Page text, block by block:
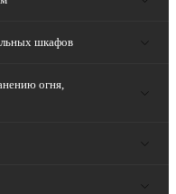
шкафов
огня,